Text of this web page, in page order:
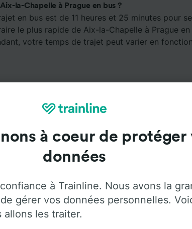
la-Chapelle à Prague en bus ?
en bus est de 11 heures et 25 minutes pour
le plus rapide de Aix-la-Chapelle à Prague en
votre temps de trajet peut varier en
Services à bord
la-Chapelle à Prague avecFlixbus. Utilisez les
sur les services à bord de chaque
à coeur de protéger
données
à Trainline. Nous avons la
gérer vos données personnelles.
allons les traiter.